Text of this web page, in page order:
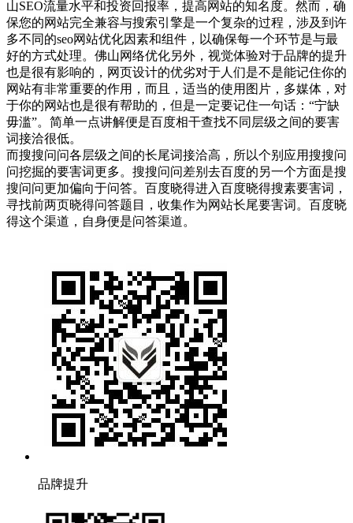
山SEO流量水平和投资回报率，提高网站的知名度。然而，确
保您的网站完全兼容与搜索引擎是一个复杂的过程，涉及到许
多不同的seo网站优化因素和组件，以确保每一个环节是与最
好的方式处理。佛山网络优化另外，视觉体验对于品牌的提升
也是很有影响的，网页设计的优劣对于人们是不是能记住你的
网站有非常重要的作用，而且，适当的使用图片，多媒体，对
于你的网站也是很有帮助的，但是一定要记住一句话：“宁缺
毋滥”。简单一点讲解便是百度相干查找不同层级之间的要害
词接洽很低。
而搜搜问问各层级之间的长尾词接洽高，所以个别应用搜搜问
问挖掘的要害词更多。搜搜问问差别去百度的另一个方面是搜
搜问问更加偏向于问答。百度晓得进入百度晓得搜素要害词，
寻找前两页晓得问答题目，收集作为网站长尾要害词。百度晓
得这个渠道，自身便是问答渠道。
品牌提升